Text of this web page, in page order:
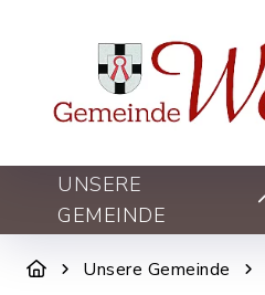
UNSERE
GEMEINDE
Unsere Gemeinde